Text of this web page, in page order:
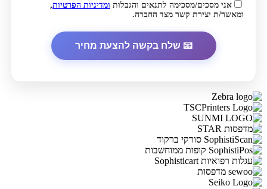
אני מסכים/מסכימה לתנאים והגבלות ומדיניות הפרטיות,
ומאשר/ת יצירת קשר מצד החברה.